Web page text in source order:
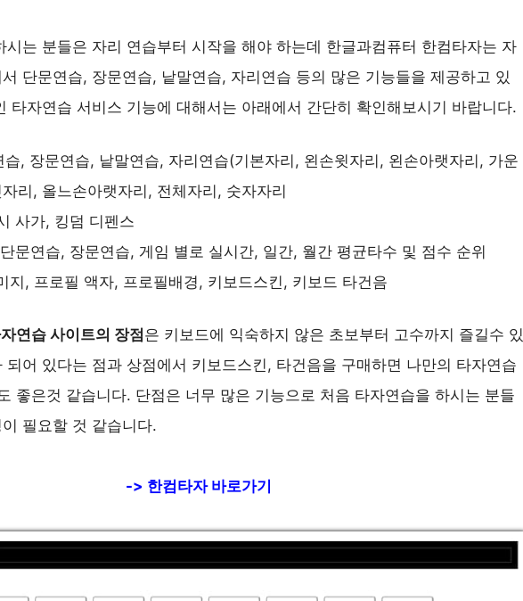
시는 분들은 자리 연습부터 시작을 해야 하는데 한글과컴퓨터 한컴타자는 자
단문연습, 장문연습, 낱말연습, 자리연습 등의 많은 기능들을 제공하고 있
타자연습 서비스 기능에 대해서는 아래에서 간단히 확인해보시기 바랍니다.
습, 장문연습, 낱말연습, 자리연습(기본자리, 왼손윗자리, 왼손아랫자리, 가운
리, 올느손아랫자리, 전체자리, 숫자자리
사가, 킹덤 디펜스
문연습, 장문연습, 게임 별로 실시간, 일간, 월간 평균타수 및 점수 순위
지, 프로필 액자, 프로필배경, 키보드스킨, 키보드 타건음
연습 사이트의 장점 은 키보드에 익숙하지 않은 초보부터 고수까지 즐길수 있
되어 있다는 점과 상점에서 키보드스킨, 타건음을 구매하면 나만의 타자연습
좋은것 같습니다. 단점은 너무 많은 기능으로 처음 타자연습을 하시는 분들
필요할 것 같습니다.
-> 한컴타자바로가기